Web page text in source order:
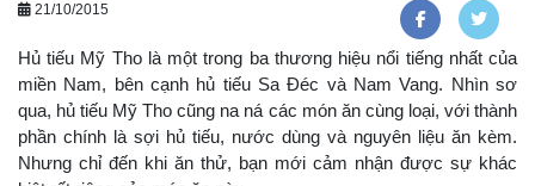
21/10/2015
Hủ tiếu Mỹ Tho là một trong ba thương hiệu nổi tiếng nhất của
miền Nam, bên cạnh hủ tiếu Sa Đéc và Nam Vang. Nhìn sơ
qua, hủ tiếu Mỹ Tho cũng na ná các món ăn cùng loại, với thành
phần chính là sợi hủ tiếu, nước dùng và nguyên liệu ăn kèm.
Nhưng chỉ đến khi ăn thử, bạn mới cảm nhận được sự khác